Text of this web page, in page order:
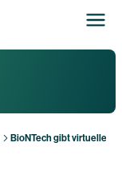
BioNTech gibt virtuelle